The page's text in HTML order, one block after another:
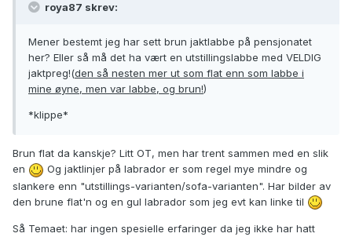
roya87 skrev:
Mener bestemt jeg har sett brun jaktlabbe på pensjonatet
her? Eller så må det ha vært en utstillingslabbe med VELDIG
jaktpreg!(den så nesten mer ut som flat enn som labbe i
mine øyne, men var labbe, og brun!)
*klippe*
Brun flat da kanskje? Litt OT, men har trent sammen med en slik
en
Og jaktlinjer på labrador er som regel mye mindre og
slankere enn "utstillings-varianten/sofa-varianten". Har bilder av
den brune flat'n og en gul labrador som jeg evt kan linke til
Så Temaet: har ingen spesielle erfaringer da jeg ikke har hatt